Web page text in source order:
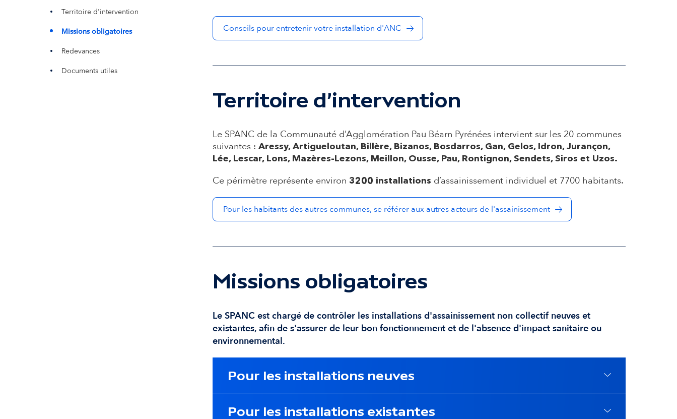
d
a
i
r
Territoire d'intervention
Missions obligatoires
Redevances
Documents utiles
Conseils pour entretenir votre installation d'ANC
Territoire d'intervention
Le SPANC de la Communauté d’Agglomération Pau Béarn Pyrénées intervient sur les 20 communes
suivantes : Aressy, Artigueloutan, Billère, Bizanos, Bosdarros, Gan, Gelos, Idron, Jurançon,
Lée, Lescar, Lons, Mazères-Lezons, Meillon, Ousse, Pau, Rontignon, Sendets, Siros et Uzos.
Ce périmètre représente environ 3200 installations d’assainissement individuel et 7700 habitants.
Pour les habitants des autres communes, se référer aux autres acteurs de l'assainissement
Missions obligatoires
Le SPANC est chargé de contrôler les installations d'assainissement non collectif neuves et
existantes, afin de s'assurer de leur bon fonctionnement et de l'absence d'impact sanitaire ou
environnemental.
Pour les installations neuves
Pour les installations existantes